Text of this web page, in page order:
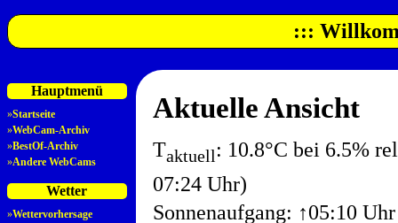
:::
Hauptmenü
»Startseite
»WebCam-Archiv
»BestOf-Archiv
»Andere WebCams
Wetter
»Wettervorhersage
Aktuelle Ansicht
Taktuell: 10.8°C bei 6.5%
07:24 Uhr)
Sonnenaufgang: ↑05:10